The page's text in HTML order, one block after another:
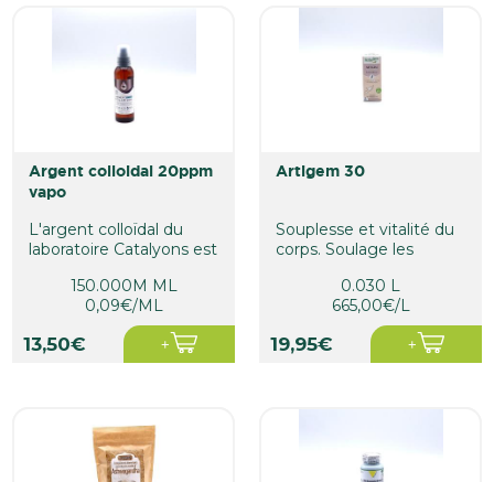
argent colloidal 20ppm
vapo
L'argent colloïdal du
laboratoire Catalyons est
150.000M ML
0,09€/ML
13,50€
artigem 30
Souplesse et vitalité du
corps. Soulage les
0.030 L
665,00€/L
19,95€